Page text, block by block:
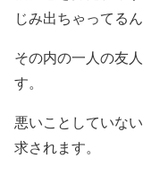
じみ出ちゃってるん
その内の一人の友
す。
悪いことしていな
求されます。